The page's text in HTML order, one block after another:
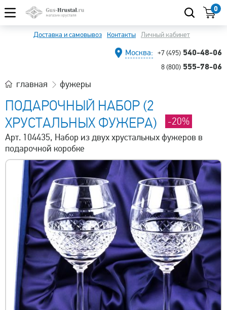
0
Доставка и самовывоз Контакты Личный кабинет
Москва: +7 (495) 540-48-06
8 (800) 555-78-06
главная фужеры
ПОДАРОЧНЫЙ НАБОР (2
ХРУСТАЛЬНЫХ ФУЖЕРА)
-20%
Арт. 104435, Набор из двух хрустальных фужеров в
подарочной коробке